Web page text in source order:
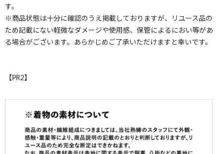
す。
※商品状態は十分に確認のうえ掲載しておりますが、リユース品の
ため記載にない軽微なダメージや使用感、保管によるにおい等があ
る場合がございます。あらかじめご了承いただけますと幸いです。
【PR2】